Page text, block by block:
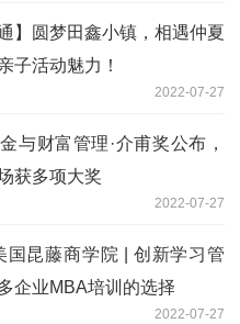
】圆梦田鑫小镇，相遇仲夏
子活动魅力！
2022-07-27
与财富管理·介甫奖公布，
获多项大奖
2022-07-27
国昆藤商学院 | 创新学习管
企业MBA培训的选择
2022-07-27